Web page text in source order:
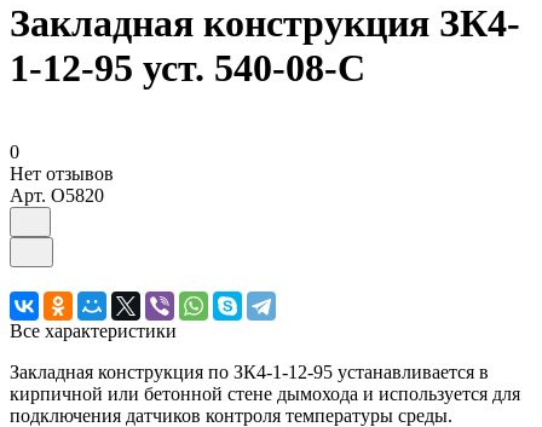
Закладная конструкция ЗК4-
1-12-95 уст. 540-08-С
0
Нет отзывов
Арт. O5820
Все характеристики
Закладная конструкция по ЗК4-1-12-95 устанавливается в
кирпичной или бетонной стене дымохода и используется для
подключения датчиков контроля температуры среды.